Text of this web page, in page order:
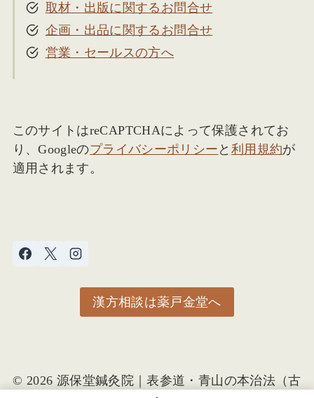
取材・出版に関するお問合せ
企画・出品に関するお問合せ
営業・セールスの方へ
このサイトはreCAPTCHAによって保護されてお
り、Googleのプライバシーポリシー と 利用規約が
適用されます。
漢方相談は薬戸金堂へ
© 2026 源保堂鍼灸院｜表参道・青山の本治法（古